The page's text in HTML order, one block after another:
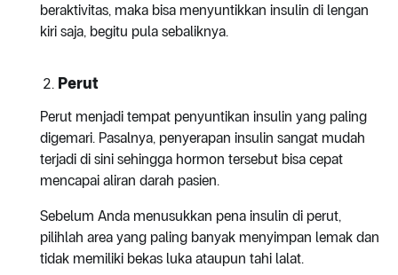
beraktivitas, maka bisa menyuntikkan insulin di lengan
kiri saja, begitu pula sebaliknya.
Perut
Perut menjadi tempat penyuntikan insulin yang paling
digemari. Pasalnya, penyerapan insulin sangat mudah
terjadi di sini sehingga hormon tersebut bisa cepat
mencapai aliran darah pasien.
Sebelum Anda menusukkan pena insulin di perut,
pilihlah area yang paling banyak menyimpan lemak dan
tidak memiliki bekas luka ataupun tahi lalat.